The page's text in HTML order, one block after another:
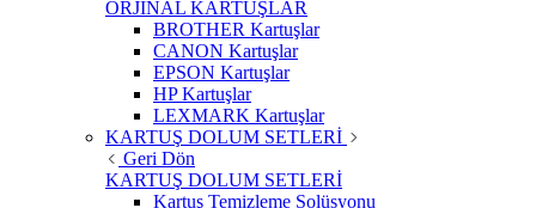
ORJİNAL KARTUŞLAR
BROTHER Kartuşlar
CANON Kartuşlar
EPSON Kartuşlar
HP Kartuşlar
LEXMARK Kartuşlar
KARTUŞ DOLUM SETLERİ
Geri Dön
KARTUŞ DOLUM SETLERİ
Kartuş Temizleme Solüsyonu